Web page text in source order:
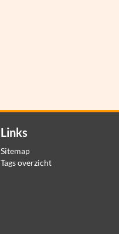
Links
Sitemap
Tags overzicht